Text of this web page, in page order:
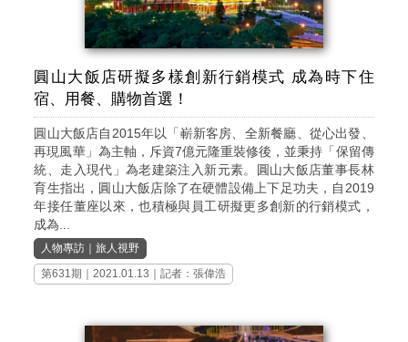
圓山大飯店研擬多樣創新行銷模式 成為時下住
宿、用餐、購物首選！
圓山大飯店自2015年以「嶄新客房、全新餐廳、從心出發、
再現風華」為主軸，斥資7億元隆重裝修後，並秉持「保留傳
統、走入現代」為老建築注入新元素。圓山大飯店董事長林
育生指出，圓山大飯店除了在硬體設備上下足功夫，自2019
年接任董座以來，也積極與員工研擬更多創新的行銷模式，
成為...
人物專訪 ｜旅人視野
第631期 ｜2021.01.13｜記者：張偉浩